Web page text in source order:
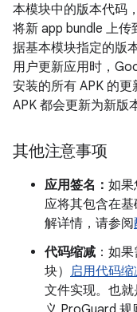
本模块中的版本代码
将新 app bundle 上
据基本模块指定的版
用户更新应用时，
安装的所有 APK 的
APK 都会更新为新版
其他注意事项
应用签名： 如果
应将其包含在
解详情，请参阅
代码缩减 ：如
块） 启用代码缩
文件实现。也